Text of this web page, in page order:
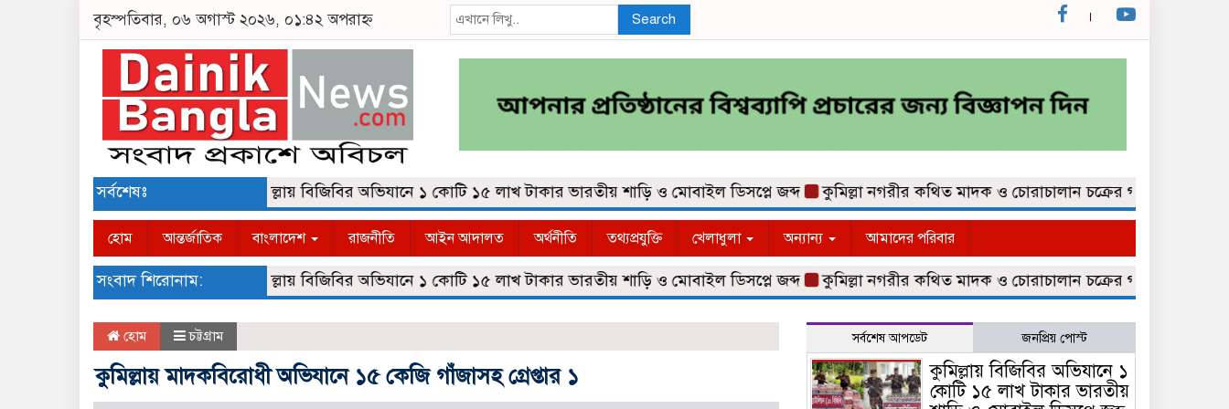
বৃহস্পতিবার, ০৬ অগাস্ট ২০২৬, ০১:৪২ অপরাহ্ন Search
সর্বশেষঃ কুমিল্লায় বিজিবির অভিযানে ১ কোটি ১৫ লাখ টাকার ভারতীয় শাড়ি ও মোবাইল ডিসপ্লে জব্দ কুমিল্লা নগরীর কথিত মাদক ও চোরাচালান চক্রের গডফাদার ‘পুইট্টা
হোম আন্তর্জাতিক বাংলাদেশ রাজনীতি আইন আদালত অর্থনীতি তথ্যপ্রযুক্তি খেলাধুলা অন্যান্য আমাদের পরিবার
সংবাদ শিরোনাম: কুমিল্লায় বিজিবির অভিযানে ১ কোটি ১৫ লাখ টাকার ভারতীয় শাড়ি ও মোবাইল ডিসপ্লে জব্দ কুমিল্লা নগরীর কথিত মাদক ও চোরাচালান চক্রের গডফাদার ‘পুইট্টা
হোম চট্টগ্রাম
কুমিল্লায় মাদকবিরোধী অভিযানে ১৫ কেজি গাঁজাসহ গ্রেপ্তার ১
সর্বশেষ আপডেট জনপ্রিয় পোস্ট
কুমিল্লায় বিজিবির অভিযানে ১
কোটি ১৫ লাখ টাকার ভারতীয়